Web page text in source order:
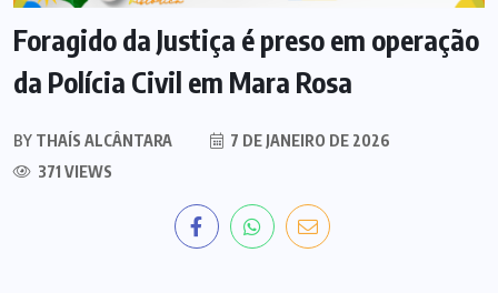
Foragido da Justiça é preso em operação
da Polícia Civil em Mara Rosa
BY THAÍS ALCÂNTARA
7 DE JANEIRO DE 2026
371 VIEWS